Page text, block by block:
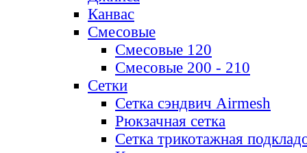
Канвас
Смесовые
Смесовые 120
Смесовые 200 - 210
Сетки
Сетка сэндвич Airmesh
Рюкзачная сетка
Сетка трикотажная